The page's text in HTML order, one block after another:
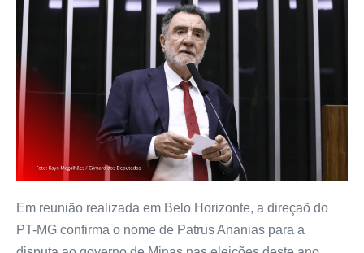
Em reunião realizada em Belo Horizonte, a direçaõ do
PT-MG confirma o nome de Patrus Ananias para a